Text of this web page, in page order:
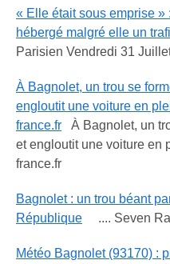
« Elle était sous emprise »
hébergé malgré elle un
Parisien Vendredi 31
À Bagnolet, un trou se
engloutit une voiture en
france.fr À Bagnolet, un
et engloutit une voiture en
france.fr
Bagnolet : un trou béant
République .... Seven
Météo Bagnolet (93170) :